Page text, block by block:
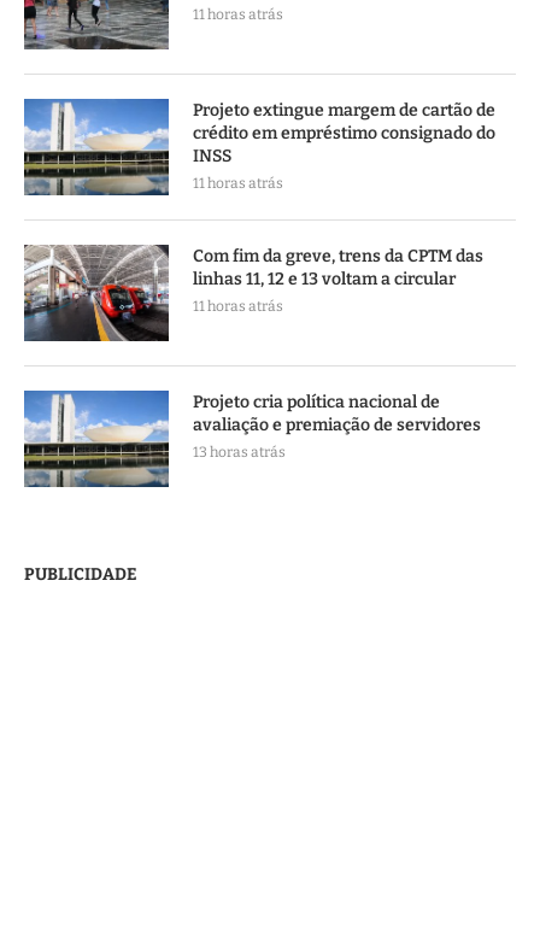
11 horas atrás
Projeto extingue margem de cartão de
crédito em empréstimo consignado do
INSS
11 horas atrás
Com fim da greve, trens da CPTM das
linhas 11, 12 e 13 voltam a circular
11 horas atrás
Projeto cria política nacional de
avaliação e premiação de servidores
13 horas atrás
PUBLICIDADE